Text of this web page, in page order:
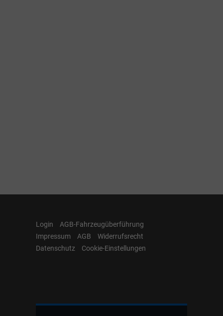
Login
AGB-Fahrzeugüberführung
Impressum
AGB
Widerrufsrecht
Datenschutz
Cookie-Einstellungen